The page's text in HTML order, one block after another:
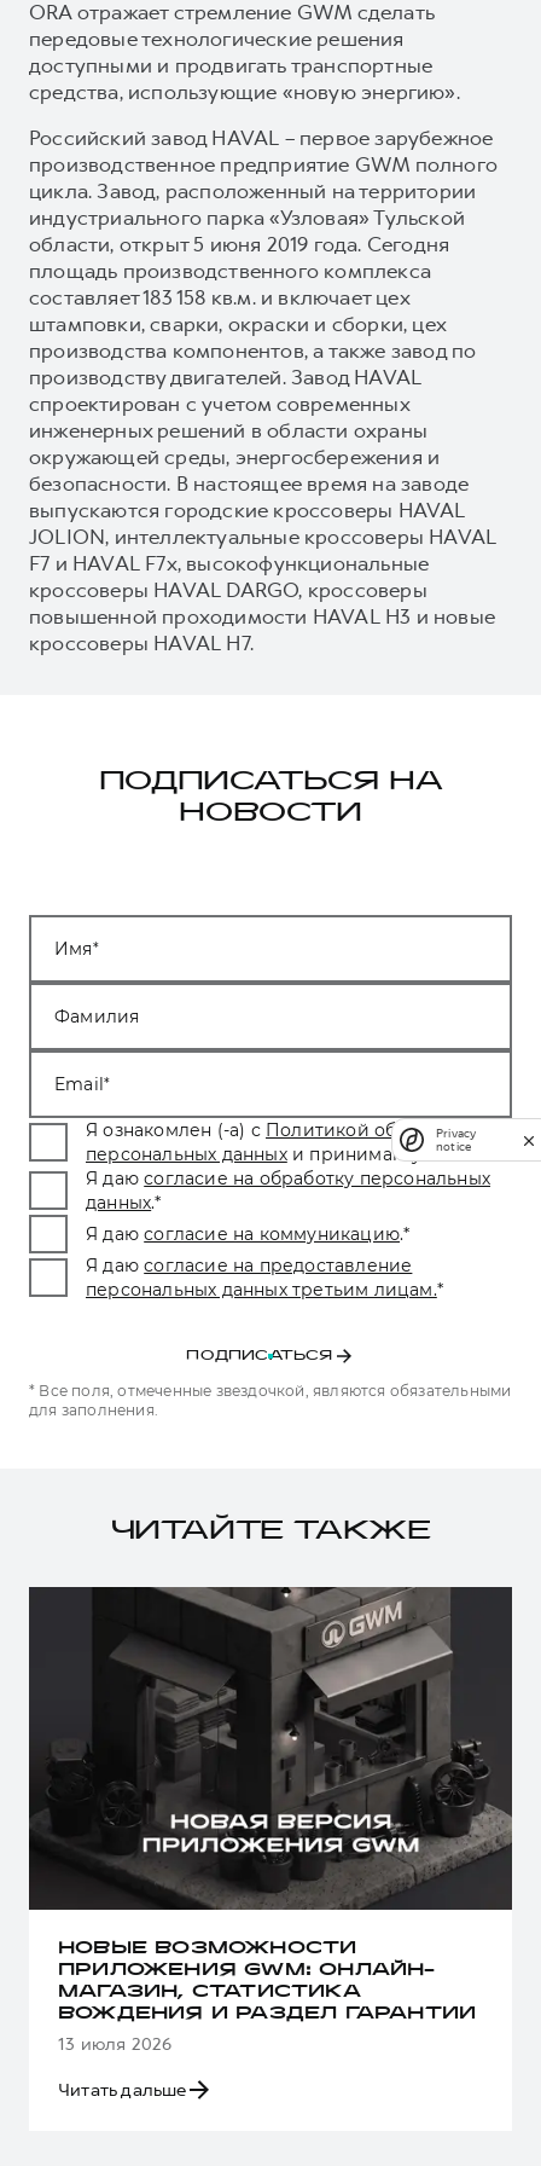
ORA отражает стремление GWM сделать
передовые технологические решения
доступными и продвигать транспортные
средства, использующие «новую энергию».
Российский завод HAVAL – первое зарубежное
производственное предприятие GWM полного
цикла. Завод, расположенный на территории
индустриального парка «Узловая» Тульской
области, открыт 5 июня 2019 года. Сегодня
площадь производственного комплекса
составляет 183 158 кв.м. и включает цех
штамповки, сварки, окраски и сборки, цех
производства компонентов, а также завод по
производству двигателей. Завод HAVAL
спроектирован с учетом современных
инженерных решений в области охраны
окружающей среды, энергосбережения и
безопасности. В настоящее время на заводе
выпускаются городские кроссоверы HAVAL
JOLION, интеллектуальные кроссоверы HAVAL
F7 и HAVAL F7x, высокофункциональные
кроссоверы HAVAL DARGO, кроссоверы
повышенной проходимости HAVAL H3 и новые
кроссоверы HAVAL H7.
ПОДПИСАТЬСЯ НА
НОВОСТИ
Имя
Фамилия
Email
Я ознакомлен (-а) с Политикой обработки
персональных данных и принимаю условия.
Я даю согласие на обработку персональных
данных.*
Я даю согласие на коммуникацию.*
Я даю согласие на предоставление
персональных данных третьим лицам.*
ПОДПИСАТЬСЯ
* Все поля, отмеченные звездочкой, являются обязательными
для заполнения.
ЧИТАЙТЕ ТАКЖЕ
НОВЫЕ ВОЗМОЖНОСТИ
ПРИЛОЖЕНИЯ GWM: ОНЛАЙН-
МАГАЗИН, СТАТИСТИКА
ВОЖДЕНИЯ И РАЗДЕЛ ГАРАНТИИ
13 июля 2026
Читать дальше
Privacy
notice